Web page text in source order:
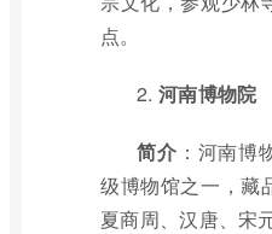
点。
2. 河南博物院
简介 ：河南博
级博物馆之一，藏
夏商周、汉唐、宋